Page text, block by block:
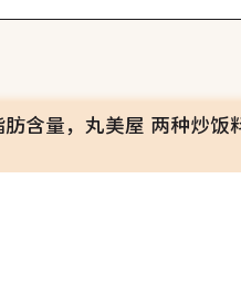
含量，丸美屋 两种炒